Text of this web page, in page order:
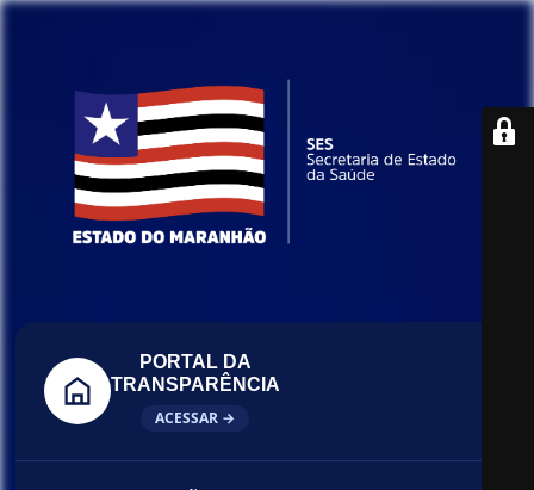
PORTAL DA
TRANSPARÊNCIA
ACESSAR →